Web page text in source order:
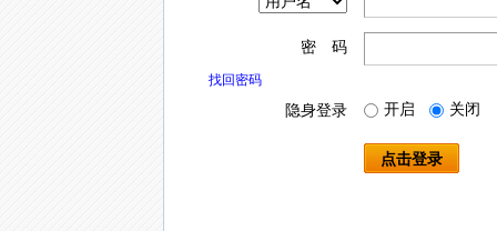
密 码
找回密码
隐身登录 开启 关闭
点击登录